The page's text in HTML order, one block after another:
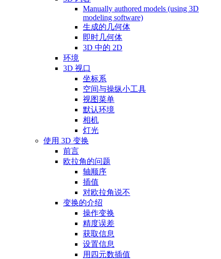
Manually authored models (using 3D
modeling software)
生成的几何体
即时几何体
3D 中的 2D
环境
3D 视口
坐标系
空间与操纵小工具
视图菜单
默认环境
相机
灯光
使用 3D 变换
前言
欧拉角的问题
轴顺序
插值
对欧拉角说不
变换的介绍
操作变换
精度误差
获取信息
设置信息
用四元数插值